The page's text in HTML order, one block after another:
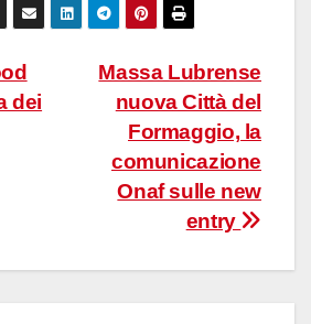
Massa Lubrense
nuova Città del
Formaggio, la
comunicazione
Onaf sulle new
entry
dei